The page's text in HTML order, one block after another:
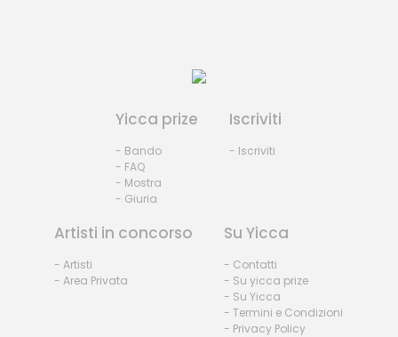
Yicca prize
- Bando
- FAQ
- Mostra
- Giuria
Iscriviti
- Iscriviti
Artisti in concorso
- Artisti
- Area Privata
Su Yicca
- Contatti
- Su yicca prize
- Su Yicca
- Termini e Condizioni
- Privacy Policy